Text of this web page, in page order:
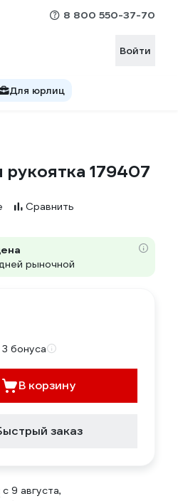
8 800 550-37-70
Войти
Для юрлиц
179407
Сравнить
рыночной
бонуса
В корзину
заказ
c 9 августа,